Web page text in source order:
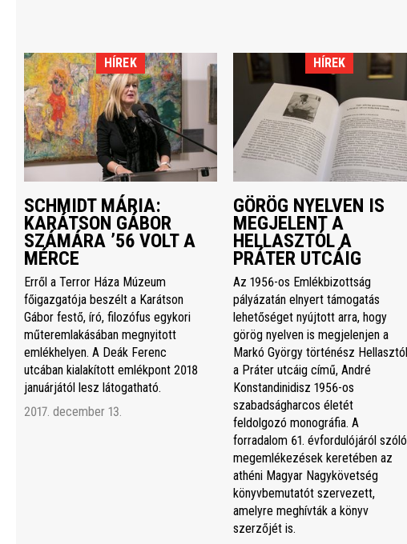
HÍREK
SCHMIDT MÁRIA:
KARÁTSON GÁBOR
SZÁMÁRA ’56 VOLT A
MÉRCE
Erről a Terror Háza Múzeum
főigazgatója beszélt a Karátson
Gábor festő, író, filozófus egykori
műteremlakásában megnyitott
emlékhelyen. A Deák Ferenc
utcában kialakított emlékpont 2018
januárjától lesz látogatható.
2017. december 13.
HÍREK
GÖRÖG NYELVEN IS
MEGJELENT A
HELLASZTÓL A
PRÁTER UTCÁIG
Az 1956-os Emlékbizottság
pályázatán elnyert támogatás
lehetőséget nyújtott arra, hogy
görög nyelven is megjelenjen a
Markó György történész Hellasztól
a Práter utcáig című, André
Konstandinidisz 1956-os
szabadságharcos életét
feldolgozó monográfia. A
forradalom 61. évfordulójáról szóló
megemlékezések keretében az
athéni Magyar Nagykövetség
könyvbemutatót szervezett,
amelyre meghívták a könyv
szerzőjét is.